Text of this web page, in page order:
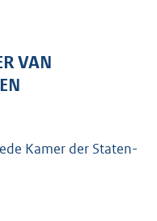
e
:
b
VAN
Kamer der Staten-